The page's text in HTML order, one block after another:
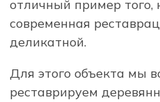
отличный пример
современная
деликатной.
Для этого объекта мы
реставрируем